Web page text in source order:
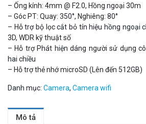
– Ống kính: 4mm @ F2.0, Hồng ngoại 30m
– Góc PT: Quay: 350°, Nghiêng: 80°
– Hỗ trợ bộ lọc cắt bỏ tín hiệu hồng ngoại
3D, WDR kỹ thuật số
– Hỗ trợ Phát hiện dáng người sử dụng
hai chiều
– Hỗ trợ thẻ nhớ microSD (Lên đến 512GB)
Danh mục: Camera, Camera wifi
Mô tả